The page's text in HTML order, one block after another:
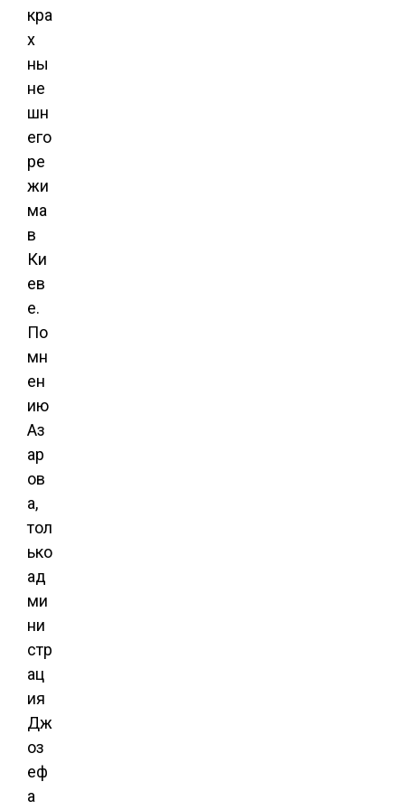
кра
х
ны
не
шн
его
ре
жи
ма
в
Ки
ев
е.
По
мн
ен
ию
Аз
ар
ов
а,
тол
ько
ад
ми
ни
стр
ац
ия
Дж
оз
еф
а